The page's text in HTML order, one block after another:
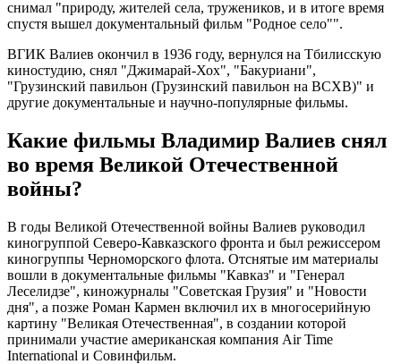
снимал "природу, жителей села, тружеников, и в итоге время
спустя вышел документальный фильм "Родное село"".
ВГИК Валиев окончил в 1936 году, вернулся на Тбилисскую
киностудию, снял "Джимарай-Хох", "Бакуриани",
"Грузинский павильон (Грузинский павильон на ВСХВ)" и
другие документальные и научно-популярные фильмы.
Какие фильмы Владимир Валиев снял
во время Великой Отечественной
войны?
В годы Великой Отечественной войны Валиев руководил
киногруппой Северо-Кавказского фронта и был режиссером
киногруппы Черноморского флота. Отснятые им материалы
вошли в документальные фильмы "Кавказ" и "Генерал
Леселидзе", киножурналы "Советская Грузия" и "Новости
дня", а позже Роман Кармен включил их в многосерийную
картину "Великая Отечественная", в создании которой
принимали участие американская компания Air Time
International и Совинфильм.